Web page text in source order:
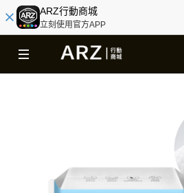
ARZ行動商城
立刻使用官方APP